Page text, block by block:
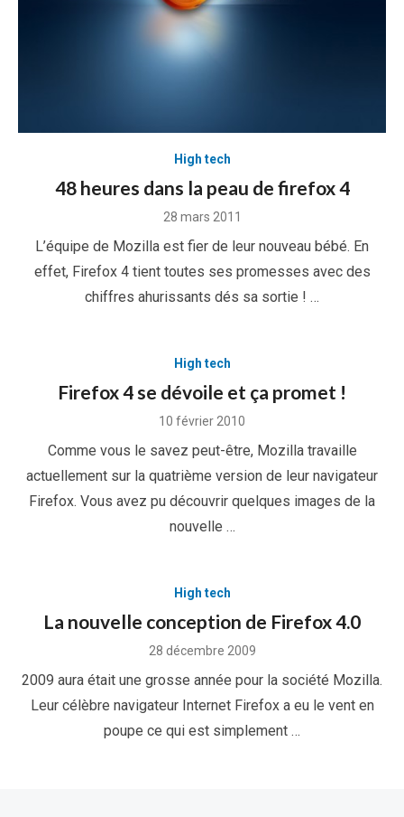
High tech
48 heures dans la peau de firefox 4
Posted
28 mars 2011
L’équipe de Mozilla est fier de leur nouveau bébé. En
effet, Firefox 4 tient toutes ses promesses avec des
chiffres ahurissants dés sa sortie ! …
High tech
Firefox 4 se dévoile et ça promet !
Posted
10 février 2010
Comme vous le savez peut-être, Mozilla travaille
actuellement sur la quatrième version de leur navigateur
Firefox. Vous avez pu découvrir quelques images de la
nouvelle …
High tech
La nouvelle conception de Firefox 4.0
Posted
28 décembre 2009
2009 aura était une grosse année pour la société Mozilla.
Leur célèbre navigateur Internet Firefox a eu le vent en
poupe ce qui est simplement …